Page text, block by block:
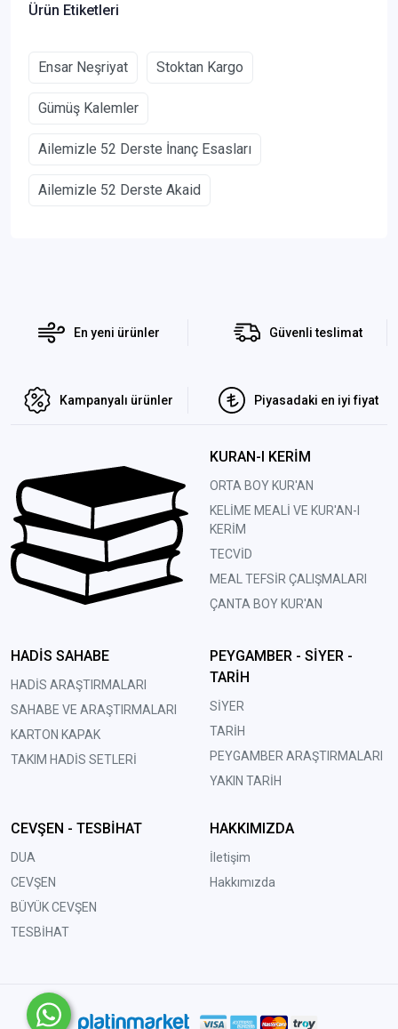
Ürün Etiketleri
Ensar Neşriyat Stoktan Kargo
Gümüş Kalemler
Ailemizle 52 Derste İnanç Esasları
Ailemizle 52 Derste Akaid
En yeni ürünler Güvenli teslimat
Kampanyalı ürünler Piyasadaki en iyi fiyat
KURAN-I KERİM
ORTA BOY KUR'AN
KELİME MEALİ VE KUR'AN-I
KERİM
TECVİD
MEAL TEFSİR ÇALIŞMALARI
ÇANTA BOY KUR'AN
HADİS SAHABE
HADİS ARAŞTIRMALARI
SAHABE VE ARAŞTIRMALARI
KARTON KAPAK
TAKIM HADİS SETLERİ
PEYGAMBER - SİYER -
TARİH
SİYER
TARİH
PEYGAMBER ARAŞTIRMALARI
YAKIN TARİH
CEVŞEN - TESBİHAT
DUA
CEVŞEN
BÜYÜK CEVŞEN
TESBİHAT
HAKKIMIZDA
İletişim
Hakkımızda